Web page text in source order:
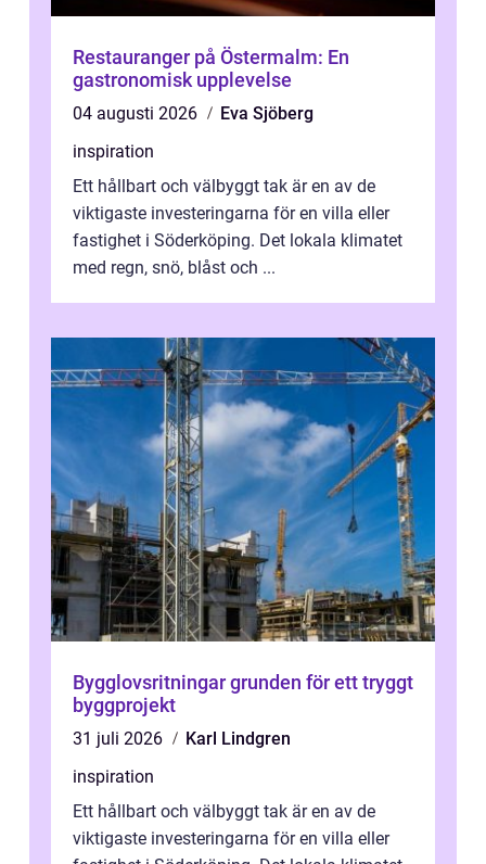
Restauranger på Östermalm: En
gastronomisk upplevelse
04 augusti 2026
Eva Sjöberg
inspiration
Ett hållbart och välbyggt tak är en av de
viktigaste investeringarna för en villa eller
fastighet i Söderköping. Det lokala klimatet
med regn, snö, blåst och ...
Bygglovsritningar grunden för ett tryggt
byggprojekt
31 juli 2026
Karl Lindgren
inspiration
Ett hållbart och välbyggt tak är en av de
viktigaste investeringarna för en villa eller